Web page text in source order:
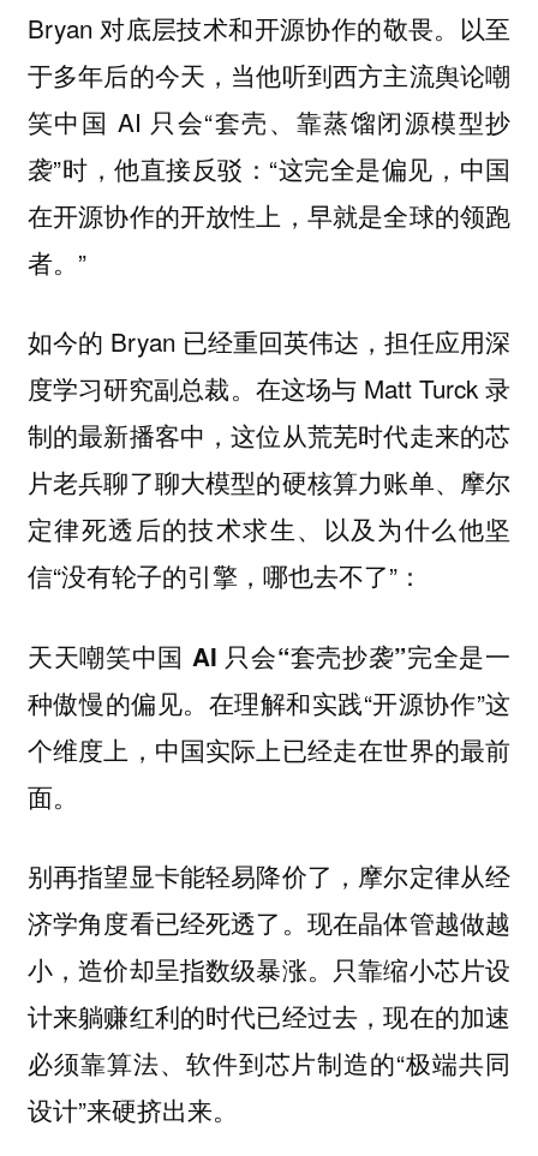
Bryan 对底层技术和开源协作的敬畏。以至
于多年后的今天，当他听到西方主流舆论嘲
笑中国 AI 只会“套壳、靠蒸馏闭源模型抄
袭”时，他直接反驳：“这完全是偏见，中国
在开源协作的开放性上，早就是全球的领跑
者。 ”
如今的 Bryan 已经重回英伟达，担任应用深
度学习研究副总裁。在这场与 Matt Turck 录
制的最新播客中，这位从荒芜时代走来的芯
片老兵聊了聊大模型的硬核算力账单、摩尔
定律死透后的技术求生、以及为什么他坚
信“没有轮子的引擎，哪也去不了”：
天天嘲笑中国 AI 只会“套壳抄袭”完全是一
种傲慢的偏见。 在理解和实践“开源协作”这
个维度上，中国实际上已经走在世界的最前
面。
别再指望显卡能轻易降价了，摩尔定律从经
济学角度看已经死透了。 现在晶体管越做越
小，造价却呈指数级暴涨。只靠缩小芯片设
计来躺赚红利的时代已经过去，现在的加速
必须靠算法、软件到芯片制造的“极端共同
设计”来硬挤出来。